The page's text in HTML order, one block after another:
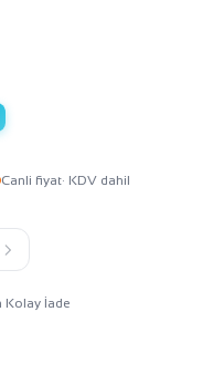
Canli fiyat· KDV dahil
Kolay İade